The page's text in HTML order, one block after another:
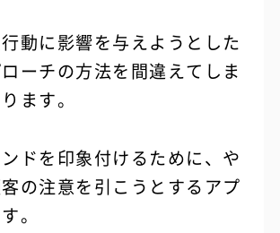
動に影響を与えようとした
ーチの方法を間違えてしま
ます。
ドを印象付けるために、や
の注意を引こうとするアプ
。